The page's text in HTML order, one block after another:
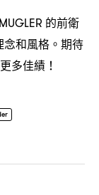
MUGLER 的前衛
念和風格。期待
多佳績 ！